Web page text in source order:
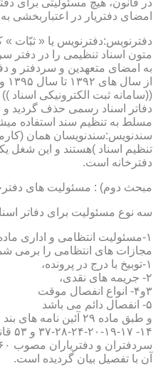
در قانون، هیچ مسئولیتی برای
امضای دفتریار در اعتباربخشی
دفترنویس:دفترنویس یا « ثبّات »
متون اسناد تنظیمی را در دفتر
به امضای متعهدین و سردفتر و
((سامانه ثبت الکترونیکی اسناد
دفاتر اسناد رسمی حذف گردید و
مسلط به تنظیم سند استفاده
سندنویس:سندنویسان همان
تنظیم اسناد )هستند و این شغل
دفترخانه است.
مبحث دوم) : مسئولیت های
سه نوع مسئولیت برای دفاتر
مجازات های انتظامی را برمی شمرد که ۵
۱-توبیخ با درج در پرونده،
۲- جریمه های نقدی،
۳و۴- انواع انفصال موقت
۵- انفصال دائم می باشد
۱۴-
آن با تفصیل بیان گردیده است.